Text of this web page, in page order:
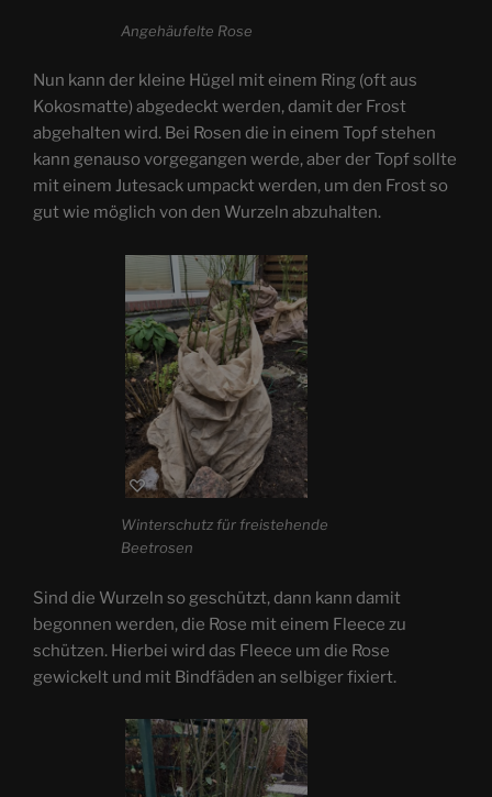
Angehäufelte Rose
Nun kann der kleine Hügel mit einem Ring (oft aus
Kokosmatte) abgedeckt werden, damit der Frost
abgehalten wird. Bei Rosen die in einem Topf stehen
kann genauso vorgegangen werde, aber der Topf sollte
mit einem Jutesack umpackt werden, um den Frost so
gut wie möglich von den Wurzeln abzuhalten.
Winterschutz für freistehende
Beetrosen
Sind die Wurzeln so geschützt, dann kann damit
begonnen werden, die Rose mit einem Fleece zu
schützen. Hierbei wird das Fleece um die Rose
gewickelt und mit Bindfäden an selbiger fixiert.